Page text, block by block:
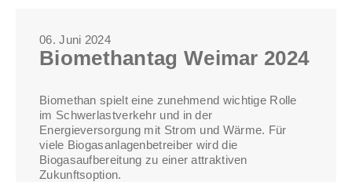
06. Juni 2024
Biomethantag Weimar 2024
Biomethan spielt eine zunehmend wichtige Rolle
im Schwerlastverkehr und in der
Energieversorgung mit Strom und Wärme. Für
viele Biogasanlagenbetreiber wird die
Biogasaufbereitung zu einer attraktiven
Zukunftsoption.